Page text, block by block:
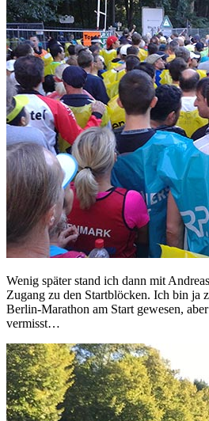
Wenig später stand ich dann mit
Zugang zu den Startblöcken. Ich bin ja
Berlin-Marathon am Start gewesen, aber
vermisst…